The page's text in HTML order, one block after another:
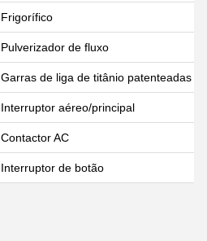
Frigorífico
Pulverizador de fluxo
Garras de liga de titânio patenteadas
Interruptor aéreo/principal
Contactor AC
Interruptor de botão